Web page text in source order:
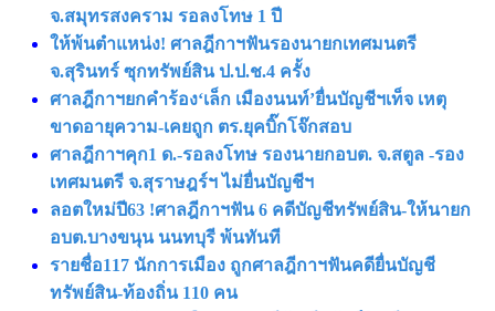
จ.สมุทรสงคราม รอลงโทษ 1 ปี
ให้พ้นตำแหน่ง! ศาลฎีกาฯฟันรองนายกเทศมนตรี
จ.สุรินทร์ ซุกทรัพย์สิน ป.ป.ช.4 ครั้ง
ศาลฎีกาฯยกคำร้อง‘เล็ก เมืองนนท์’ยื่นบัญชีฯเท็จ เหตุ
ขาดอายุความ-เคยถูก ตร.ยุคบิ๊กโจ๊กสอบ
ศาลฎีกาฯคุก1 ด.-รอลงโทษ รองนายกอบต. จ.สตูล -รอง
เทศมนตรี จ.สุราษฎร์ฯ ไม่ยื่นบัญชีฯ
ลอตใหม่ปี63 !ศาลฎีกาฯฟัน 6 คดีบัญชีทรัพย์สิน-ให้นายก
อบต.บางขนุน นนทบุรี พ้นทันที
รายชื่อ117 นักการเมือง ถูกศาลฎีกาฯฟันคดียื่นบัญชี
ทรัพย์สิน-ท้องถิ่น 110 คน